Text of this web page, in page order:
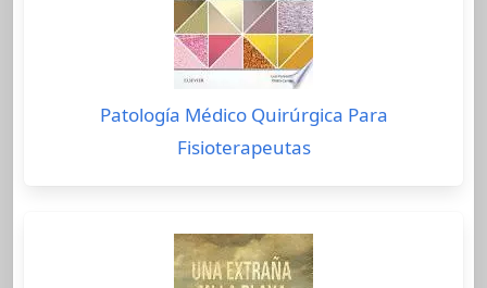
Patología Médico Quirúrgica Para
Fisioterapeutas